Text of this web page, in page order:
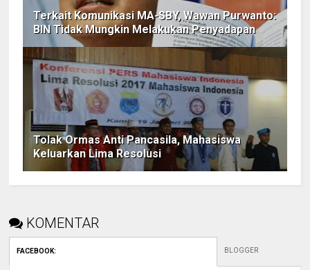
Terkait Komunikasi MA-SBY, Wawan Purwanto:
BIN Tidak Mungkin Melakukan Penyadapan
Tolak Ormas Anti Pancasila, Mahasiswa
Keluarkan Lima Resolusi
KOMENTAR
FACEBOOK: BLOGGER